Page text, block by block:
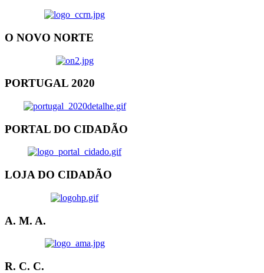
O NOVO NORTE
PORTUGAL 2020
PORTAL DO CIDADÃO
LOJA DO CIDADÃO
A. M. A.
R. C. C.